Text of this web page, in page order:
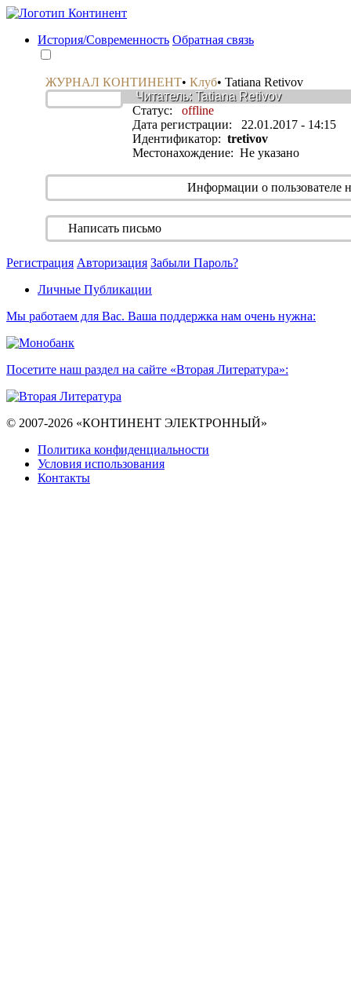
История/Современность Обратная связь
ЖУРНАЛ КОНТИНЕНТ• Клуб• Tatiana Retivov
Читатель: Tatiana Retivov
Статус: offline
Дата регистрации: 22.01.2017 - 14:15
Идентификатор: tretivov
Местонахождение: Не указано
Информации о пользователе
Написать письмо
Регистрация Авторизация Забыли Пароль?
Личные Публикации
Мы работаем для Вас. Ваша поддержка нам очень нужна:
Посетите наш раздел на сайте «Вторая Литература»:
© 2007-2026 «КОНТИНЕНТ ЭЛЕКТРОННЫЙ»
Политика конфиденциальности
Условия использования
Контакты